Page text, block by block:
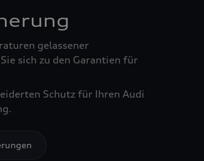
gelassener
sich zu den Garantien für
Schutz für Ihren Audi